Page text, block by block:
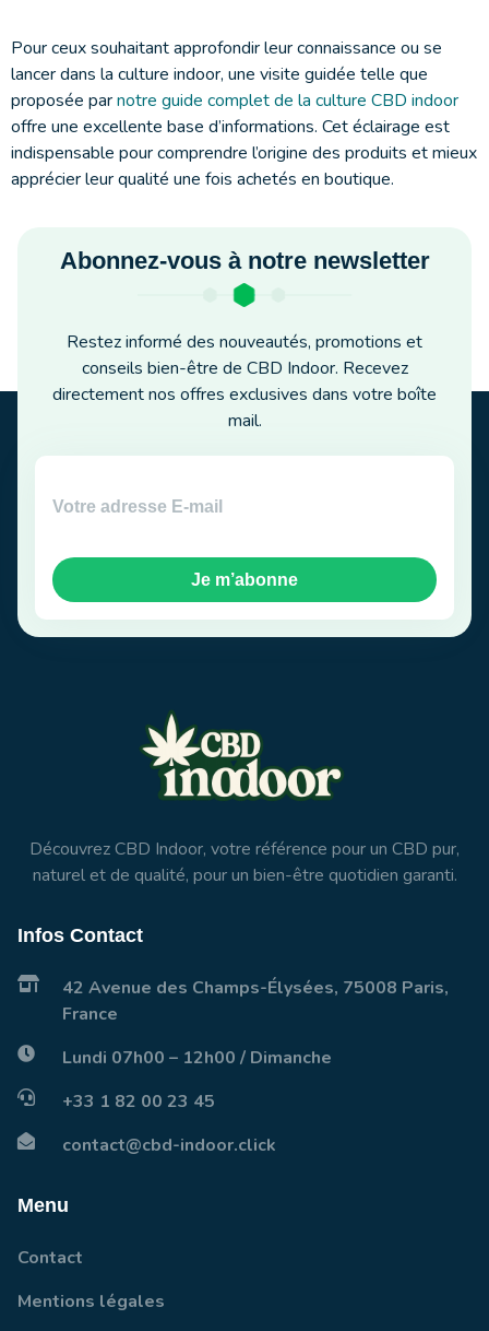
Pour ceux souhaitant approfondir leur connaissance ou se
lancer dans la culture indoor, une visite guidée telle que
proposée parnotre guide complet de la culture CBD indoor
offre une excellente base d’informations. Cet éclairage est
indispensable pour comprendre l’origine des produits et mieux
apprécier leur qualité une fois achetés en boutique.
Abonnez-vous à notre newsletter
Restez informé des nouveautés, promotions et
conseils bien-être de CBD Indoor. Recevez
directement nos offres exclusives dans votre boîte
mail.
Je m’abonne
Découvrez CBD Indoor, votre référence pour un CBD pur,
naturel et de qualité, pour un bien-être quotidien garanti.
Infos Contact
42 Avenue des Champs-Élysées, 75008 Paris,
France
Lundi 07h00 – 12h00 / Dimanche
+33 1 82 00 23 45
contact@cbd-indoor.click
Menu
Contact
Mentions légales